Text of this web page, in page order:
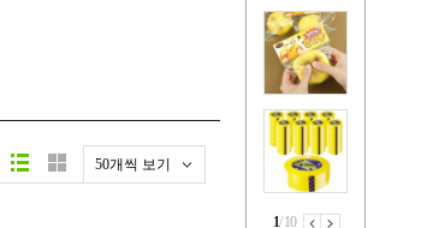
1/10
50개씩 보기